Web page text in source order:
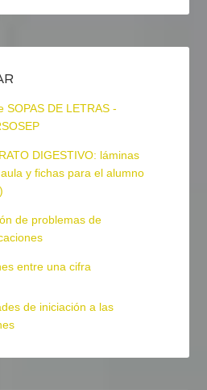
SOPAS DE LETRAS -
DIGESTIVO: láminas
y fichas para el alumno
de problemas de
entre una cifra
de iniciación a las